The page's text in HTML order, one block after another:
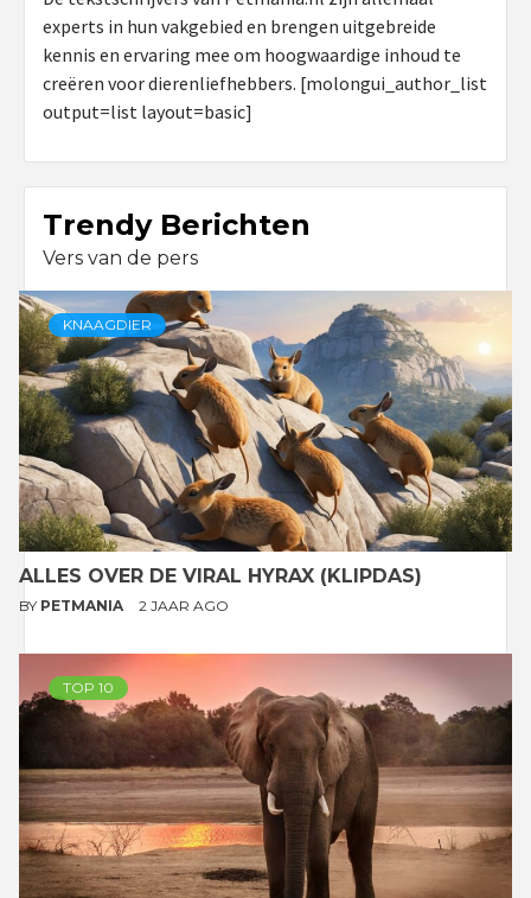
experts in hun vakgebied en brengen uitgebreide
kennis en ervaring mee om hoogwaardige inhoud te
creëren voor dierenliefhebbers. [molongui_author_list
output=list layout=basic]
Trendy Berichten
Vers van de pers
KNAAGDIER
ALLES OVER DE VIRAL HYRAX (KLIPDAS)
BY PETMANIA 2 JAAR AGO
TOP 10